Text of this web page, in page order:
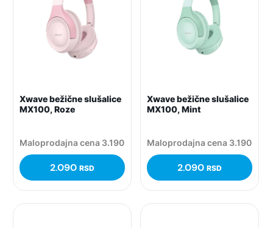
Xwave bežične slušalice
MX100, Roze
Maloprodajna cena 3.190
2.090 RSD
Xwave bežične slušalice
MX100, Mint
Maloprodajna cena 3.190
2.090 RSD